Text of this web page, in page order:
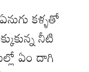
కళ్ళతో
నీటి
ఏం దాగి